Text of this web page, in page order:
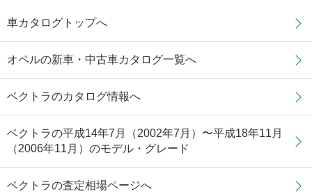
車カタログトップへ
オペルの新車・中古車カタログ一覧へ
ベクトラのカタログ情報へ
ベクトラの平成14年7月（2002年7月）〜平成18年11月
（2006年11月）のモデル・グレード
ベクトラの査定相場ページへ